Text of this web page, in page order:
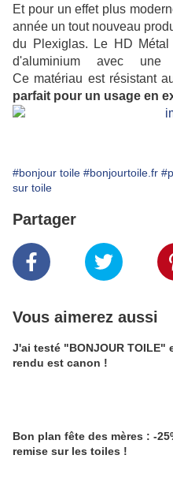
Et pour un effet plus
année un tout nouveau
du Plexiglas. Le HD
d'aluminium avec une
Ce matériau est résistant
parfait pour un usage en
#bonjour toile #bonjourtoile.fr
sur toile
Partager
Vous aimerez aussi
J'ai testé "BONJOUR TOILE"
rendu est canon !
Bon plan fête des mères : -
remise sur les toiles !